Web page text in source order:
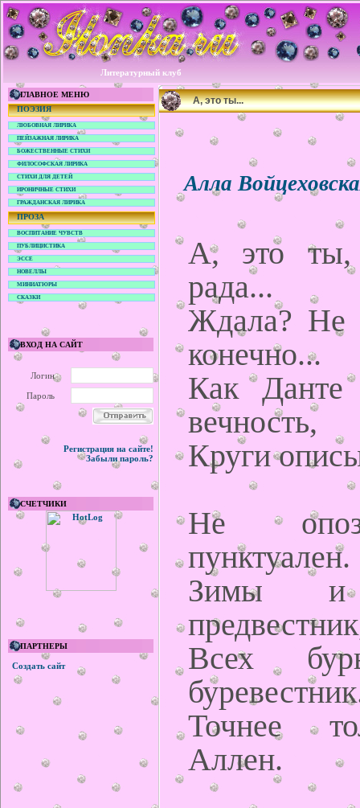
Литературный клуб
ГЛАВНОЕ МЕНЮ
ПОЭЗИЯ
ЛЮБОВНАЯ ЛИРИКА
ПЕЙЗАЖНАЯ ЛИРИКА
БОЖЕСТВЕННЫЕ СТИХИ
ФИЛОСОФСКАЯ ЛИРИКА
СТИХИ ДЛЯ ДЕТЕЙ
ИРОНИЧНЫЕ СТИХИ
ГРАЖДАНСКАЯ ЛИРИКА
ПРОЗА
ВОСПИТАНИЕ ЧУВСТВ
ПУБЛИЦИСТИКА
ЭССЕ
НОВЕЛЛЫ
МИНИАТЮРЫ
СКАЗКИ
ВХОД НА САЙТ
Логин
Пароль
Регистрация на сайте!
Забыли пароль?
СЧЕТЧИКИ
ПАРТНЕРЫ
Создать сайт
А, это ты...
Алла
А, это
рада...
Ждала? Не
конечно...
Как
вечность,
Круги
Не
пунктуален.
Зимы и
Всех
Точнее
Аллен.